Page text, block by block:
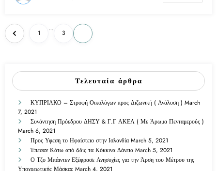
1
…
3
Τελευταία άρθρα
ΚΥΠΡΙΑΚΟ – Στροφή Οικολόγων προς Διζωνική ( Ανάλυση ) March
7, 2021
Συνάντηση Πρόεδρου ΔΗΣΥ & Γ.Γ ΑΚΕΛ ( Με Άρωμα Πενταμερούς )
March 6, 2021
Προς Υφεση το Ηφαίστειο στην Ισλανδία March 5, 2021
Έπεσαν Κάτω από 6δις τα Κόκκινα Δάνεια March 5, 2021
Ο Τζο Μπάιντεν Εξέφρασε Ανησυχίες για την Άρση του Μέτρου της
Υποχρεωτικής Μάσκας March 4, 2021